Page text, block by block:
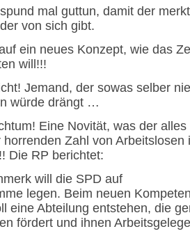
mal guttun, damit der
von sich gibt.
ein neues Konzept, wie das
will!!!
Jemand, der sowas selber
würde drängt …
Eine Novität, was der alles
Zahl von Arbeitslosen
Die RP berichtet:
will die SPD auf
legen. Beim neuen
eine Abteilung entstehen, die
fördert und ihnen